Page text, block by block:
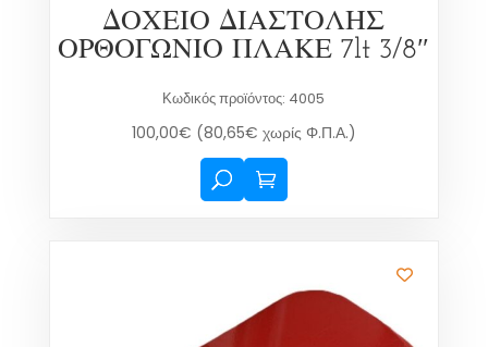
ΔΟΧΕΙΟ ΔΙΑΣΤΟΛΗΣ
ΟΡΘΟΓΩΝΙΟ ΠΛΑΚΕ 7lt 3/8″
Κωδικός προϊόντος: 4005
100,00€ (80,65€ χωρίς Φ.Π.Α.)